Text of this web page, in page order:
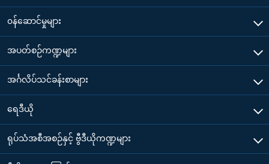
၀န်ဆောင်မှုများ
အပတ်စဉ်ကဏ္ဍများ
အင်္ဂလိပ်သင်ခန်းစာများ
ရေဒီယို
ရုပ်သံအစီအစဉ်နှင့် ဗွီဒီယိုကဏ္ဍများ